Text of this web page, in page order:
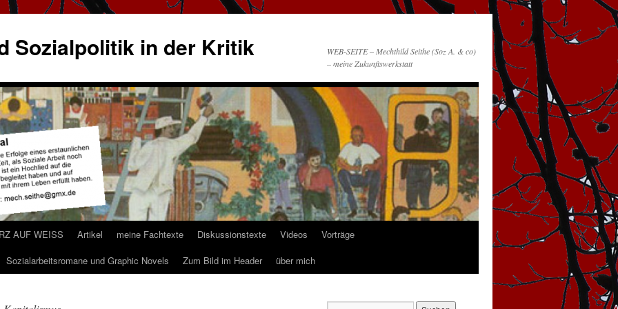
Sozialpolitik in der Kritik
WEB-SEITE – Mechthild Seithe (Soz A. & co)
– meine Zukunftswerkstatt
AUF WEISS Artikel meine Fachtexte Diskussionstexte Videos
Vorträge
Sozialarbeitsromane und Graphic Novels Zum Bild im Header über mich